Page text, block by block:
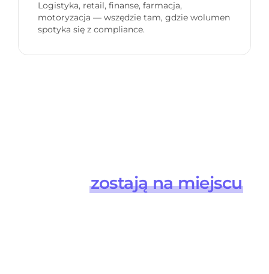
Logistyka, retail, finanse, farmacja,
motoryzacja — wszędzie tam, gdzie wolumen
spotyka się z compliance.
zostają na miejscu